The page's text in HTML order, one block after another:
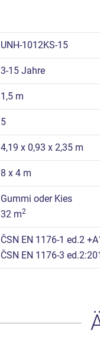
UNH-1012KS-15
3-15 Jahre
1,5 m
5
4,19 x 0,93 x 2,35 m
8 x 4 m
Gummi oder Kies
32 m2
ČSN EN 1176-1 ed.2
ČSN EN 1176-3